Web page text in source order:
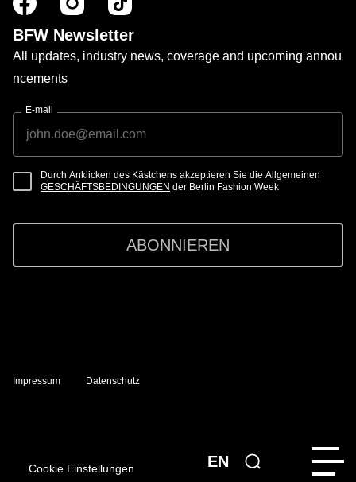
EN
BFW Newsletter
All updates, industry news, coverage and upcoming annou
ncements
E-mail
Durch Anklicken des Kästchens akzeptieren Sie die Allgemeinen
GESCHÄFTSBEDINGUNGEN der Berlin Fashion Week
ABONNIEREN
Impressum Datenschutz
Cookie Einstellungen